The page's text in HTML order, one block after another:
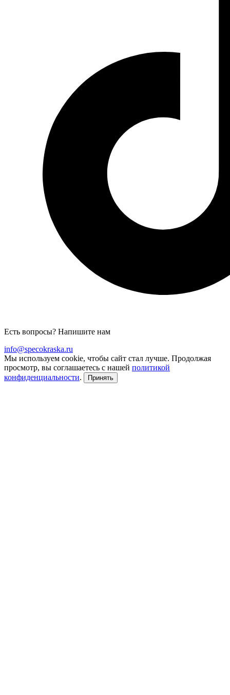
Есть вопросы? Напишите нам
info@specokraska.ru
Мы используем cookie, чтобы сайт стал лучше. Продолжая
просмотр, вы соглашаетесь с нашей политикой
конфиденциальности. Принять